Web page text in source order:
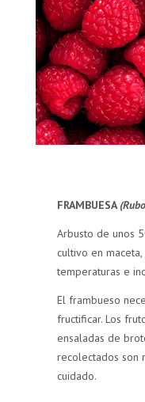
FRAMBUESA
Arbusto de unos
cultivo en
temperaturas e
El frambueso
fructificar. Los
ensaladas de
recolectados son
cuidado.